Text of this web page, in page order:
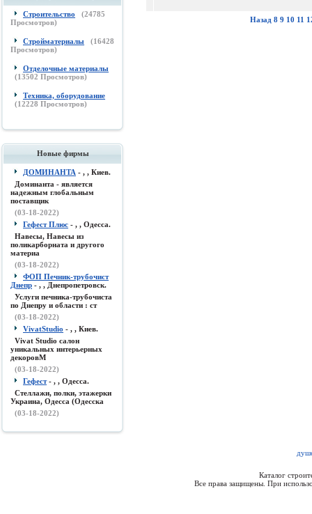
Строительство (24785
Просмотров)
Стройматериалы (16428
Просмотров)
Отделочные материалы
(13502 Просмотров)
Техника, оборудование
(12228 Просмотров)
Новые фирмы
ДОМИНАНТА - , , Киев.
Доминанта - является
надежным глобальным
поставщик
(03-18-2022)
Гефест Плюс - , , Одесса.
Навесы, Навесы из
поликарборната и другого
материа
(03-18-2022)
ФОП Печник-трубочист
Днепр - , , Днепропетровск.
Услуги печника-трубочиста
по Днепру и области : ст
(03-18-2022)
VivatStudio - , , Киев.
Vivat Studio салон
уникальных интерьерных
декоровМ
(03-18-2022)
Гефест- , , Одесса.
Стеллажи, полки, этажерки
Украина, Одесса (Одесска
(03-18-2022)
Назад 8 9 10 11
Каталог
Все права защищены. При